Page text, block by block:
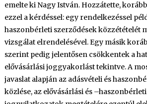
emelte ki Nagy István. Hozzátette,
ezzel a kérdéssel: egy rendelkezéssel
haszonbérleti szerződések közzétételét
vizsgálat elrendelésével. Egy másik
szerint pedig jelentősen csökkentek a
elővásárlási joggyakorlást tekintve. A
javaslat alapján az adásvételi és
közlése, az elővásárlási és